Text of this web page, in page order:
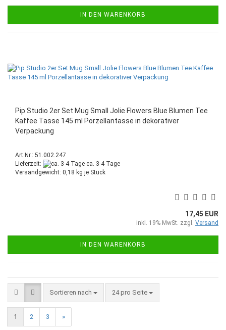
IN DEN WARENKORB
Pip Studio 2er Set Mug Small Jolie Flowers Blue Blumen Tee
Kaffee Tasse 145 ml Porzellantasse in dekorativer
Verpackung
Art.Nr.: 51.002.247
Lieferzeit:
ca. 3-4 Tage
Versandgewicht: 0,18 kg je Stück
17,45 EUR
inkl. 19% MwSt. zzgl. Versand
IN DEN WARENKORB
Sortieren nach
Sortieren nach 24 pro Seite
pro Seite
1 2 3 »